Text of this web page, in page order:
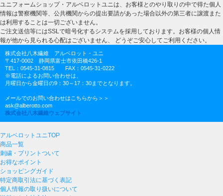
ユニフォームショップ・アルベロットユニは、お客様とのやり取りの中で得た個人
情報は警察機関等、公共機関からの提出要請があった場合以外の第三者に譲渡また
は利用することは一切ございません。
ご注文送信等にはSSLで暗号化するシステムを採用しております。お客様の個人情
報が他から見られる心配はございません、 どうぞご安心してご利用ください。
株式会社八木繊維 アルベロット・ユニ
〒417-0002 静岡県富士市依田橋426-1
TEL：0545-31-0815 FAX：0545-31-0222
※電話によるお問い合わせは、
月曜日から金曜日の9：30～17：30までとなります。
メールでのお問い合わせはこちらから＞＞
ask@alberotto.com
株式会社八木繊維ウェブサイト
アルベロットユニTOP
商品一覧
刺繍・プリントついて
お得なポイント
ショッピングガイド
特定商取引法に基づく表記
個人情報の取り扱いについて